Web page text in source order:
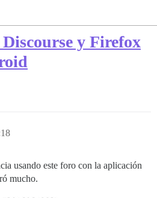
y Firefox
usando este foro con la aplicación
mucho.